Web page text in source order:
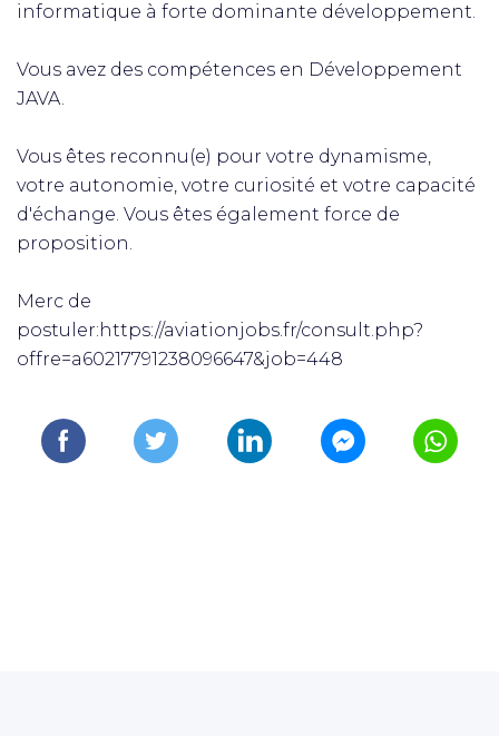
informatique à forte dominante développement.
Vous avez des compétences en Développement
JAVA.
Vous êtes reconnu(e) pour votre dynamisme,
votre autonomie, votre curiosité et votre capacité
d'échange. Vous êtes également force de
proposition.
Merc de
postuler:https://aviationjobs.fr/consult.php?
offre=a60217791238096647&job=448